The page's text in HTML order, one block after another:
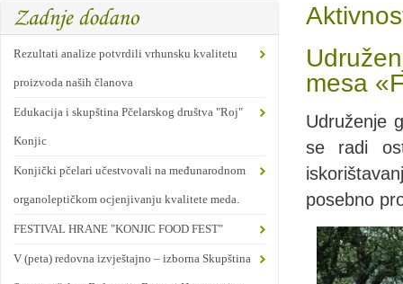
Rezultati analize potvrdili vrhunsku kvalitetu
proizvoda naših članova
Edukacija i skupština Pčelarskog društva "Roj"
Konjic
Konjički pčelari učestvovali na međunarodnom
organoleptičkom ocjenjivanju kvalitete meda.
FESTIVAL HRANE "KONJIC FOOD FEST"
V (peta) redovna izvještajno – izborna Skupština
mesa
Udruženje
se radi
posebno